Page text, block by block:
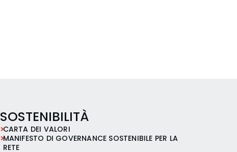
SOSTENIBILITÀ
CARTA DEI VALORI
MANIFESTO DI GOVERNANCE SOSTENIBILE PER LA
RETE